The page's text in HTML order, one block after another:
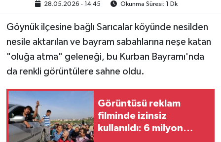
28.05.2026 - 14:45 Okunma Süresi: 1 Dk
Göynük ilçesine bağlı Sarıcalar köyünde nesilden
nesile aktarılan ve bayram sabahlarına neşe katan
"oluğa atma" geleneği, bu Kurban Bayramı'nda
da renkli görüntülere sahne oldu.
Görüntüsü reklam
filminde izinsiz
kullanıldı: 6 milyon